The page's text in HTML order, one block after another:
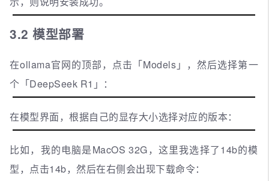
3.2 模型部署
在ollama官网的顶部，点击「Models」，然后选择第一
个「DeepSeek R1」：
在模型界面，根据自己的显存大小选择对应的版本：
比如，我的电脑是MacOS 32G，这里我选择了14b的模
型，点击14b，然后在右侧会出现下载命令：